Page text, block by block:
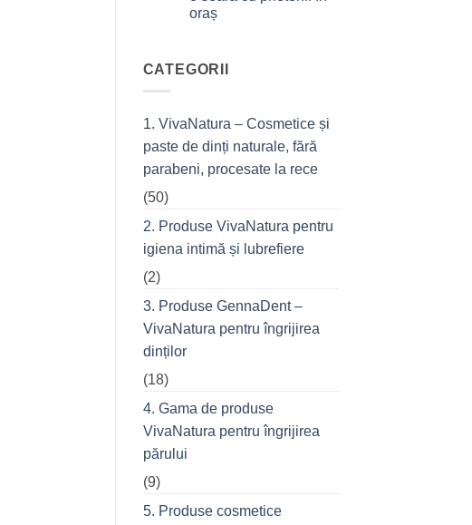
oraș
VivaCalm
Fitness
de
care
refuză
prietenii
în
oraș
CATEGORII
1. VivaNatura – Cosmetice și
paste de dinți naturale, fără
parabeni, procesate la rece
(50)
2. Produse VivaNatura pentru
igiena intimă și lubrefiere
(2)
3. Produse GennaDent –
VivaNatura pentru îngrijirea
dinților
(18)
4. Gama de produse
VivaNatura pentru îngrijirea
părului
(9)
5. Produse cosmetice